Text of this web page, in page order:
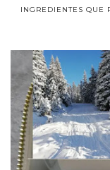
INGREDIENTES QUE